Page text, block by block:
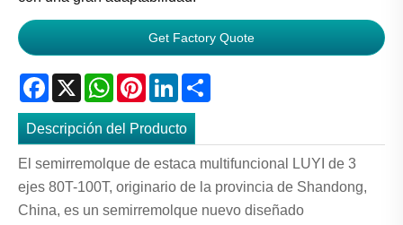
Get Factory Quote
Facebook
X WhatsApp
PinterestLinkedIn
Descripción del Producto
El semirremolque de estaca multifuncional LUYI de 3
ejes 80T-100T, originario de la provincia de Shandong,
China, es un semirremolque nuevo diseñado